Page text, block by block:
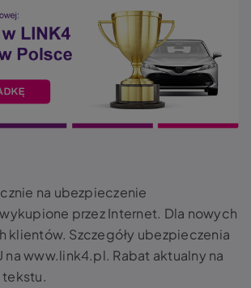
na ubezpieczenie
przez Internet. Dla nowych
klientów. Szczegóły ubezpieczenia
na www.link4.pl. Rabat aktualny na